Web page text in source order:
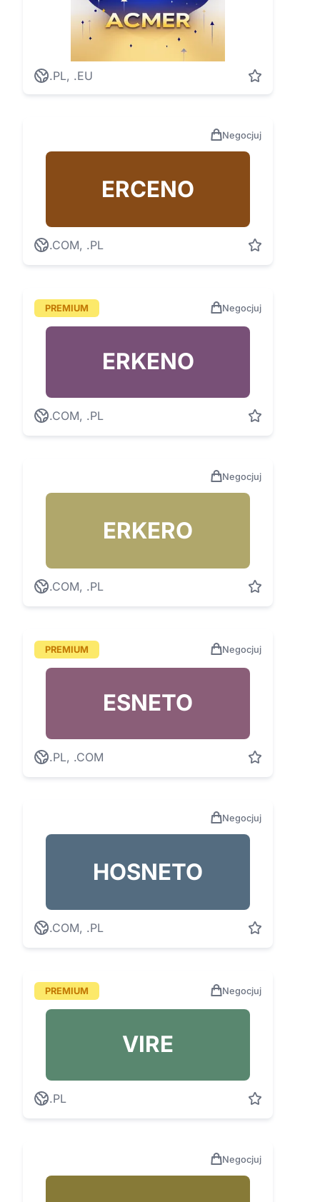
.PL, .EU
Negocjuj
ERCENO
.COM, .PL
PREMIUM Negocjuj
ERKENO
.COM, .PL
Negocjuj
ERKERO
.COM, .PL
PREMIUM Negocjuj
ESNETO
.PL, .COM
Negocjuj
HOSNETO
.COM, .PL
PREMIUM Negocjuj
VIRE
.PL
Negocjuj